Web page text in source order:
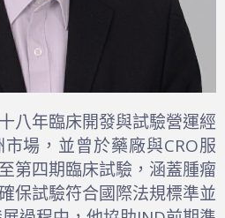
八年臨床開發與試驗營運經
場，並曾於藥廠與CRO服
第四期臨床試驗，涵蓋腫瘤
保試驗符合國際法規標準並